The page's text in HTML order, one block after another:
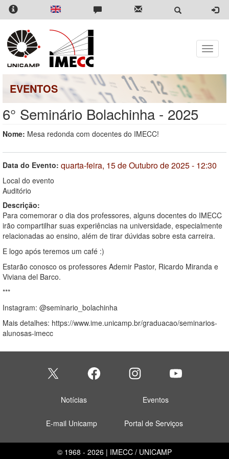
Pular
para
conteúdo
principal
Toggle
EVENTOS
6° Seminário Bolachinha - 2025
Nome: Mesa redonda com docentes do IMECC!
Data do Evento: quarta-feira, 15 de Outubro de 2025 - 12:30
Local do evento
Auditório
Descrição:
Para comemorar o dia dos professores, alguns docentes do IMECC
irão compartilhar suas experiências na universidade, especialmente
relacionadas ao ensino, além de tirar dúvidas sobre esta carreira.
E logo após teremos um café :)
Estarão conosco os professores Ademir Pastor, Ricardo Miranda e
Viviana del Barco.
***
Instagram: @seminario_bolachinha
Mais detalhes: https://www.ime.unicamp.br/graduacao/seminarios-
alunosas-imecc
Notícias Eventos
E-mail Unicamp Portal de Serviços
© 1968 - 2026 | IMECC / UNICAMP